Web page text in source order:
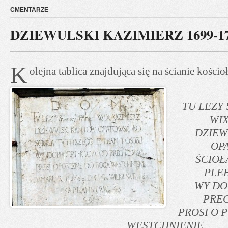
CMENTARZE
DZIEWULSKI KAZIMIERZ 1699-
K olejna tablica znajdująca się na ścianie
TU LEZY
WY
PROSI O
WESTCHNIENIE